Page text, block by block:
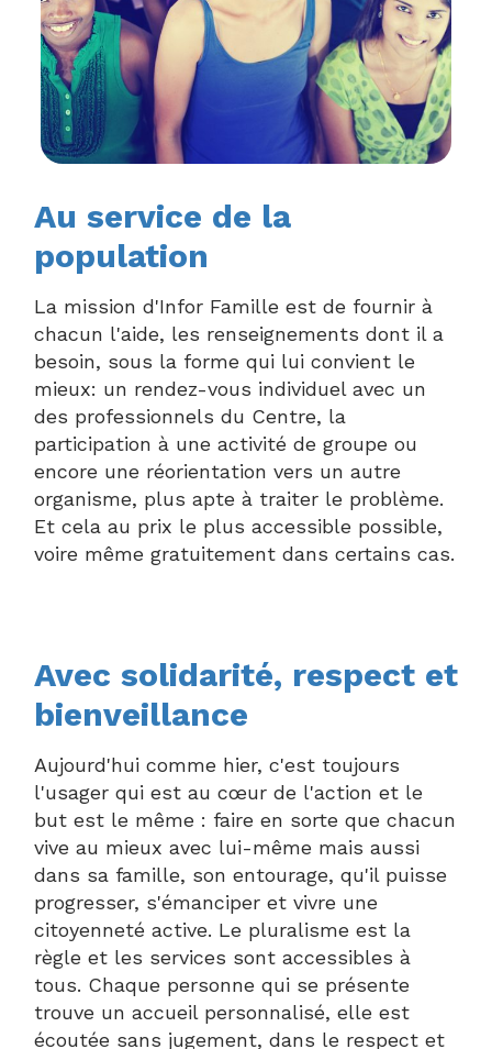
Au service de la
population
La mission d'Infor Famille est de fournir à
chacun l'aide, les renseignements dont il a
besoin, sous la forme qui lui convient le
mieux: un rendez-vous individuel avec un
des professionnels du Centre, la
participation à une activité de groupe ou
encore une réorientation vers un autre
organisme, plus apte à traiter le problème.
Et cela au prix le plus accessible possible,
voire même gratuitement dans certains cas.
Avec solidarité, respect et
bienveillance
Aujourd'hui comme hier, c'est toujours
l'usager qui est au cœur de l'action et le
but est le même : faire en sorte que chacun
vive au mieux avec lui-même mais aussi
dans sa famille, son entourage, qu'il puisse
progresser, s'émanciper et vivre une
citoyenneté active. Le pluralisme est la
règle et les services sont accessibles à
tous. Chaque personne qui se présente
trouve un accueil personnalisé, elle est
écoutée sans jugement, dans le respect et